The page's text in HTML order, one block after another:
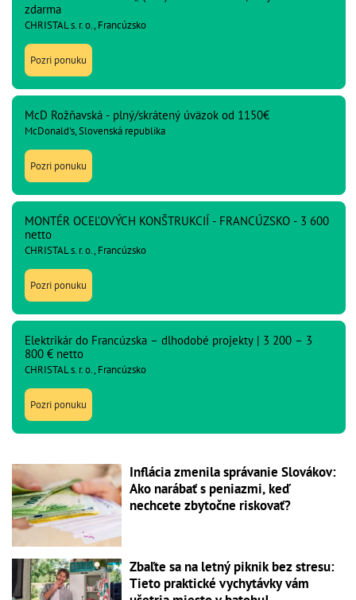
zdarma
CHRISTAL s. r. o., Francúzsko
Pozri ponuku
McD Rožňavská - plný/skrátený úväzok od 1150€
McDonald's, Slovenská republika
Pozri ponuku
MONTÉR OCEĽOVÝCH KONŠTRUKCIÍ - FRANCÚZSKO - 3 600
netto
CHRISTAL s. r. o., Francúzsko
Pozri ponuku
Elektrikár do Francúzska – dlhodobé projekty | 3 200 – 3
800 € netto
CHRISTAL s. r. o., Francúzsko
Pozri ponuku
Inflácia zmenila správanie Slovákov:
Ako narábať s peniazmi, keď
nechcete zbytočne riskovať?
Zbaľte sa na letný piknik bez stresu:
Tieto praktické vychytávky vám